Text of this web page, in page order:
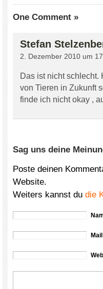
One Comment »
Stefan
2. Dezember 2010 um
Das ist nicht schlecht.
von Tieren in Zukunft
finde ich nicht okay ,
Sag uns deine
Poste deinen
Website.
Weiters kannst du die